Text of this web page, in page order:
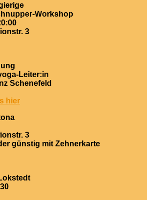
Workshop
3
Leiter:in
Schenefeld
hier
3
günstig mit Zehnerkarte